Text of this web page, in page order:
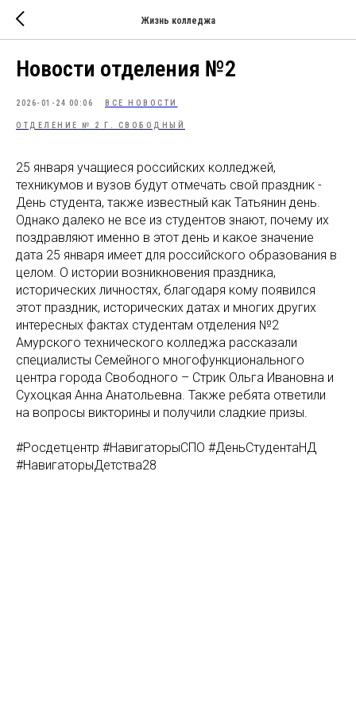
Жизнь колледжа
Новости отделения №2
2026-01-24 00:06 ВСЕ НОВОСТИ
ОТДЕЛЕНИЕ № 2 Г. СВОБОДНЫЙ
25 января учащиеся российских колледжей,
техникумов и вузов будут отмечать свой праздник -
День студента, также известный как Татьянин день.
Однако далеко не все из студентов знают, почему их
поздравляют именно в этот день и какое значение
дата 25 января имеет для российского образования в
целом. О истории возникновения праздника,
исторических личностях, благодаря кому появился
этот праздник, исторических датах и многих других
интересных фактах студентам отделения №2
Амурского технического колледжа рассказали
специалисты Семейного многофункционального
центра города Свободного – Стрик Ольга Ивановна и
Сухоцкая Анна Анатольевна. Также ребята ответили
на вопросы викторины и получили сладкие призы.
#Росдетцентр #НавигаторыСПО #ДеньСтудентаНД
#НавигаторыДетства28